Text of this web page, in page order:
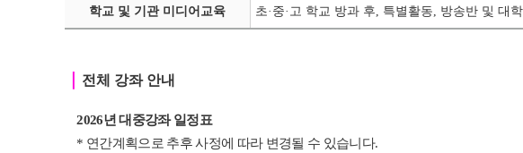
학교 및 기관 미디어교육 초·중· 고 학교 방과 후, 특별활동, 방송반 및 대
전체 강좌 안내
2026년 대중강좌 일정표
* 연간계획으로 추후 사정에 따라 변경될 수 있습니다.